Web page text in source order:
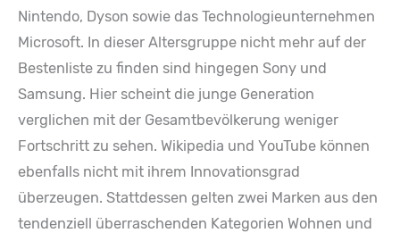
Nintendo, Dyson sowie das Technologieunternehmen
Microsoft. In dieser Altersgruppe nicht mehr auf der
Bestenliste zu finden sind hingegen Sony und
Samsung. Hier scheint die junge Generation
verglichen mit der Gesamtbevölkerung weniger
Fortschritt zu sehen. Wikipedia und YouTube können
ebenfalls nicht mit ihrem Innovationsgrad
überzeugen. Stattdessen gelten zwei Marken aus den
tendenziell überraschenden Kategorien Wohnen und